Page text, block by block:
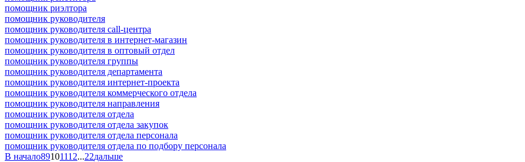
помощник риэлтора
помощник руководителя
помощник руководителя call-центра
помощник руководителя в интернет-магазин
помощник руководителя в оптовый отдел
помощник руководителя группы
помощник руководителя департамента
помощник руководителя интернет-проекта
помощник руководителя коммерческого отдела
помощник руководителя направления
помощник руководителя отдела
помощник руководителя отдела закупок
помощник руководителя отдела персонала
помощник руководителя отдела по подбору персонала
В начало89101112...22дальше